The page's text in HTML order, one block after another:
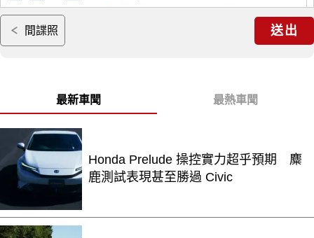
間諜照 送出
最新車聞 最熱車聞
Honda Prelude 操控實力超乎預期 麋
鹿測試表現甚至勝過 Civic